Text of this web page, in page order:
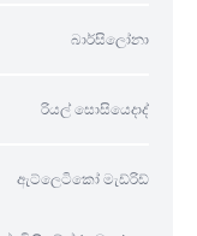
බාර්සිලෝනා
රියල් සොසියෙදාද්
ඇට්ලෙටිකෝ මැඩ්රිඩ්